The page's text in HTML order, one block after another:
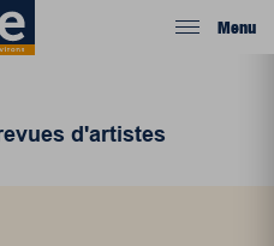
Menu
d'artistes